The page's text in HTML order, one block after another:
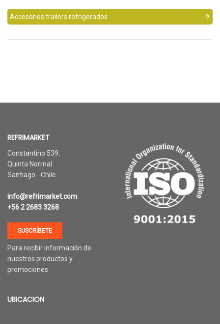
Accesorios trailers refrigerados 9
REFRIMARKET
Constantino 539,
Quinta Normal.
Santiago - Chile.
info@refrimarket.com
+56 2 2683 3268
SUSCRÍBETE
Para recibir información de
nuestros productos y
promociones.
UBICACION